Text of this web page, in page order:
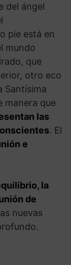
del ángel
pie está en
mundo
que
otro eco
Santísima
manera que
las
. El
e
la
de
nuevas